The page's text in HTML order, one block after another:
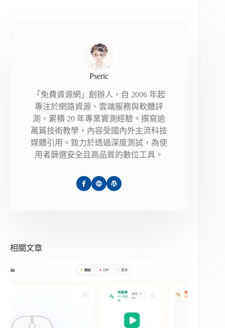
Pseric
「免費資源網」創辦人，自 2006 年起
專注於網路資源、雲端服務與軟體評
測，累積 20 年專業實測經驗。撰寫逾
萬篇技術教學，內容受國內外主流科技
媒體引用。致力於透過深度測試，為使
用者篩選安全且高品質的數位工具。
相關文章